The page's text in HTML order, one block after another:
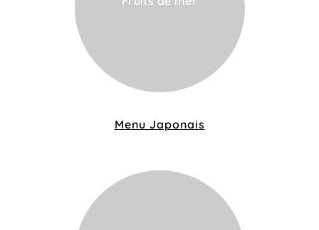
VOIR LA CARTE
Menu Japonais